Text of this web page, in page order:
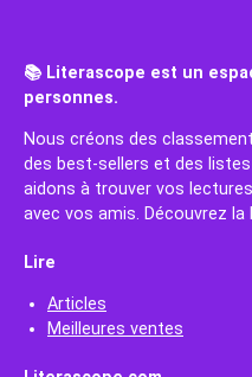
📚 Literascope est un
personnes.
Nous créons des
des best-sellers et des
aidons à trouver vos
avec vos amis. Découvrez
Lire
Articles
Meilleures ventes